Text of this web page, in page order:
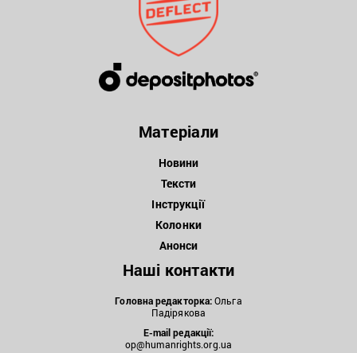
Матеріали
Новини
Тексти
Інструкції
Колонки
Анонси
Наші контакти
Головна редакторка:Ольга
Падірякова
E-mail редакції:
op@humanrights.org.ua